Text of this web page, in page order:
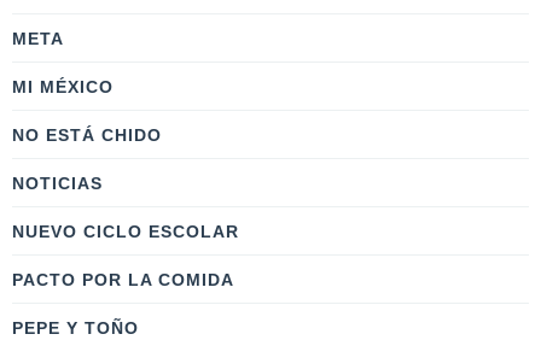
META
MI MÉXICO
NO ESTÁ CHIDO
NOTICIAS
NUEVO CICLO ESCOLAR
PACTO POR LA COMIDA
PEPE Y TOÑO